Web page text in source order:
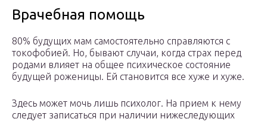
Врачебная помощь
80% будущих мам самостоятельно справляются с
токофобией. Но, бывают случаи, когда страх перед
родами влияет на общее психическое состояние
будущей роженицы. Ей становится все хуже и хуже.
Здесь может мочь лишь психолог. На прием к нему
следует записаться при наличии нижеследующих